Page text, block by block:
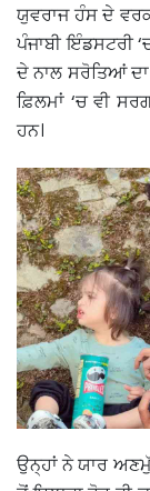
ਯੁਵਰਾਜ ਹੰਸ ਦੇ
ਪੰਜਾਬੀ ਇੰਡਸਟਰੀ
ਦੇ ਨਾਲ ਸਰੋਤਿਆਂ
ਫ਼ਿਲਮਾਂ ‘ਚ ਵੀ
ਹਨ।
ਉਨ੍ਹਾਂ ਨੇ ਯਾਰ